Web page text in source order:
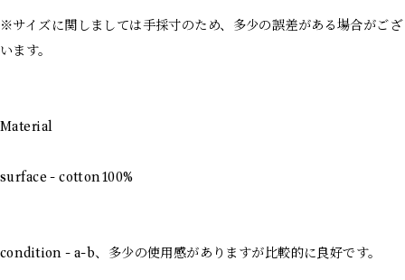
※サイズに関しましては手採寸のため、多少の誤差がある場合がござ
います。
Material
surface - cotton100%
condition - a-b、多少の使用感がありますが比較的に良好です。